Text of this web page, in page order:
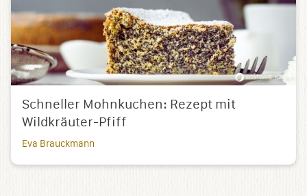
Schneller Mohnkuchen: Rezept mit
Wildkräuter-Pfiff
Eva Brauckmann